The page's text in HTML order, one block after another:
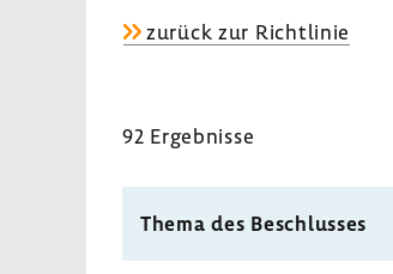
zurück zur Richt­linie
92 Ergeb­nisse
Thema des Beschlusses